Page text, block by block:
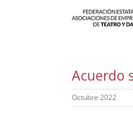
Acuerdo
Octubre 2022